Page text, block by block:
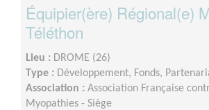
Équipier(ère) Régional(e)
Téléthon
Lieu : DROME (26)
Type : Développement, Fonds,
Association : Association Française
Myopathies - Siège